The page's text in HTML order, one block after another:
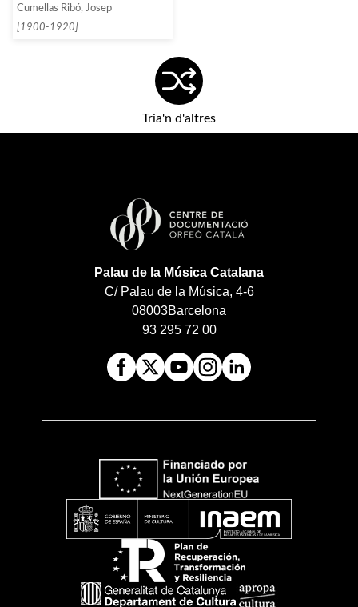
Cumellas Ribó, Josep
[1900-1920]
Tria'n d'altres
Palau de la Música Catalana
C/ Palau de la Música, 4-6
08003Barcelona
93 295 72 00